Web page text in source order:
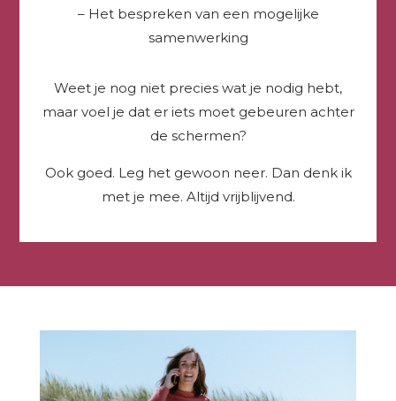
– Het bespreken van een mogelijke
samenwerking
Weet je nog niet precies wat je nodig hebt,
maar voel je dat er iets moet gebeuren achter
de schermen?
Ook goed. Leg het gewoon neer. Dan denk ik
met je mee. Altijd vrijblijvend.